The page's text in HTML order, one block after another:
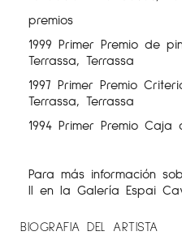
premios
1999 Primer Premio de
Terrassa, Terrassa
1997 Primer Premio
Terrassa, Terrassa
1994 Primer Premio Caja
Para más información
II en la Galería Espai
BIOGRAFIA DEL ARTISTA